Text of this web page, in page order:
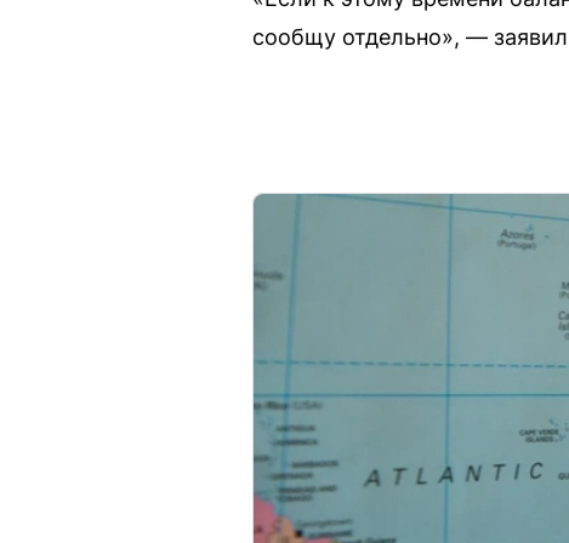
сообщу отдельно», — заявил